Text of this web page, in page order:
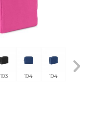
103 104 104